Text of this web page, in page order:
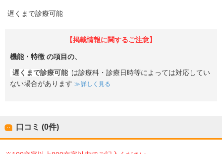
遅くまで診療可能
【掲載情報に関するご注意】
機能・特徴 の項目の、
遅くまで診療可能 は診療科・診療日時等によっては対応してい
ない場合があります
詳しく見る
口コミ (0件)